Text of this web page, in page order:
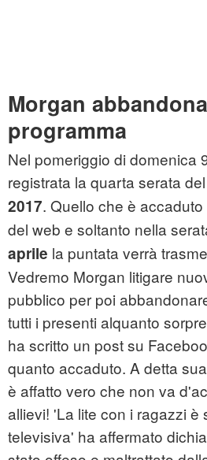
Morgan
programma
Nel pomeriggio di domenica
registrata la quarta serata
2017. Quello che è
del web e soltanto nella
aprile la puntata verrà
Vedremo Morgan litigare
pubblico per poi
tutti i presenti alquanto
ha scritto un post su
quanto accaduto. A detta
è affatto vero che non va
allievi! 'La lite con i ragazzi è
televisiva' ha affermato